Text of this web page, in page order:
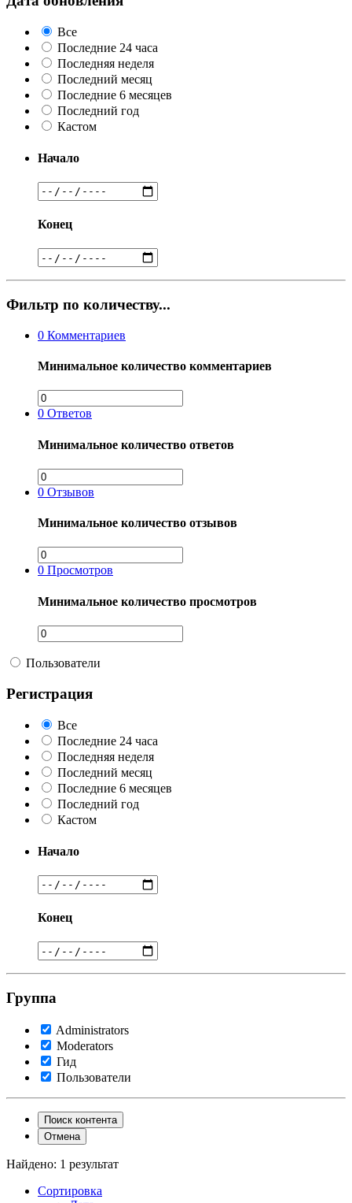
Все
Последние 24 часа
Последняя неделя
Последний месяц
Последние 6 месяцев
Последний год
Кастом
Начало
Конец
Фильтр по количеству...
0 Комментариев
Минимальное количество комментариев
0 Ответов
Минимальное количество ответов
0 Отзывов
Минимальное количество отзывов
0 Просмотров
Минимальное количество просмотров
Пользователи
Регистрация
Все
Последние 24 часа
Последняя неделя
Последний месяц
Последние 6 месяцев
Последний год
Кастом
Начало
Конец
Группа
Administrators
Moderators
Гид
Пользователи
Поиск контента
Отмена
Найдено: 1 результат
Сортировка